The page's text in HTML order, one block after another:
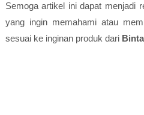
Semoga artikel ini dapat menjadi
yang ingin memahami atau
sesuai ke inginan produk dari